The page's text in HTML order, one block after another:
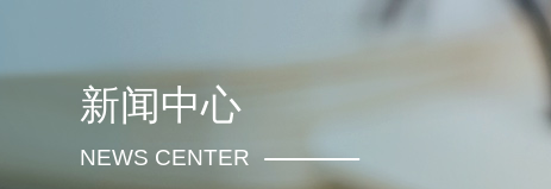
新闻中心
NEWS CENTER